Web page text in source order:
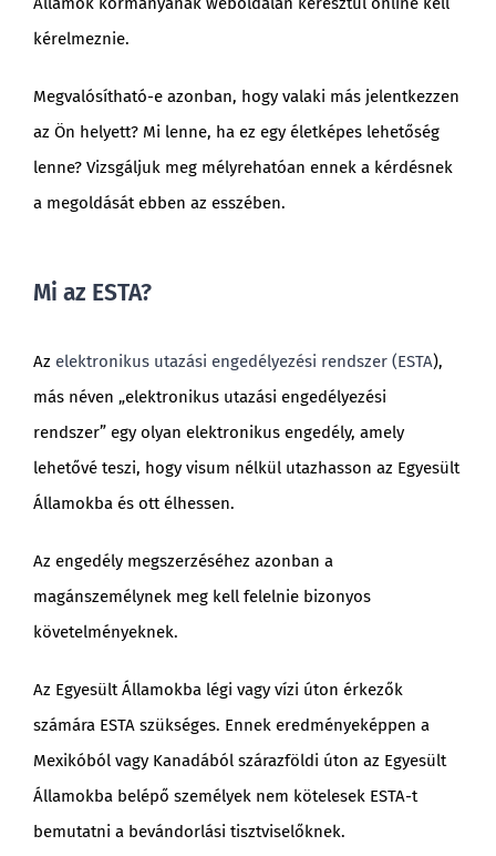
kérelmeznie.
Megvalósítható-e azonban, hogy valaki más jelentkezzen
az Ön helyett? Mi lenne, ha ez egy életképes lehetőség
lenne? Vizsgáljuk meg mélyrehatóan ennek a kérdésnek
a megoldását ebben az esszében.
Mi az ESTA?
Az elektronikus utazási engedélyezési rendszer (ESTA),
más néven „elektronikus utazási engedélyezési
rendszer” egy olyan elektronikus engedély, amely
lehetővé teszi, hogy visum nélkül utazhasson az Egyesült
Államokba és ott élhessen.
Az engedély megszerzéséhez azonban a
magánszemélynek meg kell felelnie bizonyos
követelményeknek.
Az Egyesült Államokba légi vagy vízi úton érkezők
számára ESTA szükséges. Ennek eredményeképpen a
Mexikóból vagy Kanadából szárazföldi úton az Egyesült
Államokba belépő személyek nem kötelesek ESTA-t
bemutatni a bevándorlási tisztviselőknek.